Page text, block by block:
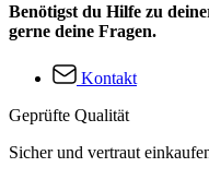
Benötigst du Hilfe zu
gerne deine Fragen.
Kontakt
Geprüfte Qualität
Sicher und vertraut